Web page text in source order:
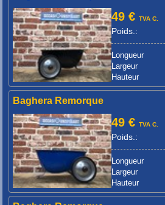
49 €TVA C.
Poids.:
Longueur
Largeur
Hauteur
Baghera Remorque
49 €TVA C.
Poids.:
Longueur
Largeur
Hauteur